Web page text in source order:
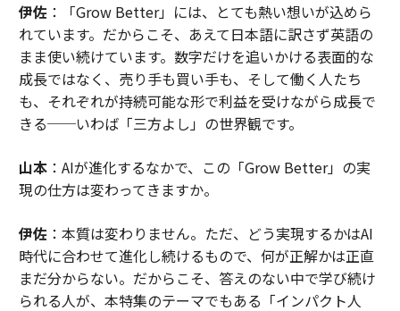
伊佐：「Grow Better」には、とても熱い想いが込めら
れています。だからこそ、あえて日本語に訳さず英語の
まま使い続けています。数字だけを追いかける表面的な
成長ではなく、売り手も買い手も、そして働く人たち
も、それぞれが持続可能な形で利益を受けながら成長で
きる──いわば「三方よし」の世界観です。
山本：AIが進化するなかで、この「Grow Better」の実
現の仕方は変わってきますか。
伊佐：本質は変わりません。ただ、どう実現するかはAI
時代に合わせて進化し続けるもので、何が正解かは正直
まだ分からない。だからこそ、答えのない中で学び続け
られる人が、本特集のテーマでもある「インパクト人